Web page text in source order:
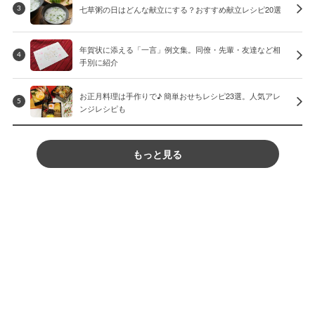
3 七草粥の日はどんな献立にする？おすすめ献立レシピ20選
4
年賀状に添える「一言」例文集。同僚・先輩・友達など相
手別に紹介
5
お正月料理は手作りで♪ 簡単おせちレシピ23選。人気アレ
ンジレシピも
もっと見る